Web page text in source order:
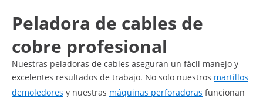
Peladora de cables de
cobre profesional
Nuestras peladoras de cables aseguran un fácil manejo y
excelentes resultados de trabajo. No solo nuestros martillos
demoledores y nuestras máquinas perforadoras funcionan